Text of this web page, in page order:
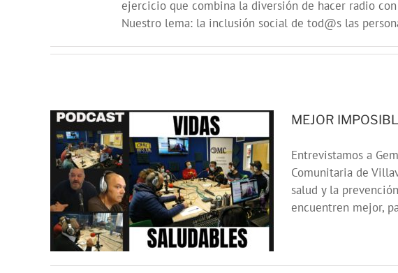
ejercicio que combina la diversión de hacer radio
Nuestro lema: la inclusión social de tod@s las
MEJOR
Entrevistamos a
Comunitaria de
salud y la
encuentren mejor,